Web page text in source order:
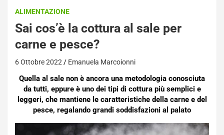
ALIMENTAZIONE
Sai cos’è la cottura al sale per
carne e pesce?
6 Ottobre 2022 Emanuela Marcoionni
Quella al sale non è ancora una metodologia conosciuta
da tutti, eppure è uno dei tipi di cottura più semplici e
leggeri, che mantiene le caratteristiche della carne e del
pesce, regalando grandi soddisfazioni al palato